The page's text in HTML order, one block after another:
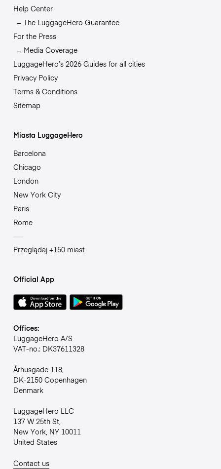
Help Center
The LuggageHero Guarantee
For the Press
Media Coverage
LuggageHero’s 2026 Guides for all cities
Privacy Policy
Terms & Conditions
Sitemap
Miasta LuggageHero
Barcelona
Chicago
London
New York City
Paris
Rome
Przeglądaj +150 miast
Official App
Offices:
LuggageHero A/S
VAT-no.: DK37611328
Århusgade 118,
DK-2150 Copenhagen
Denmark
LuggageHero LLC
137 W 25th St,
New York, NY 10011
United States
Contact us